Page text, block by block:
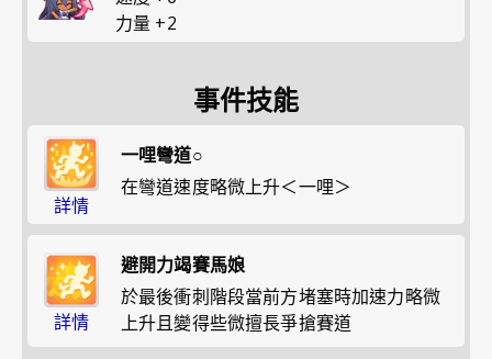
力量 +2
事件技能
詳情
一哩彎道○
在彎道速度略微上升＜一哩＞
詳情
避開力竭賽馬娘
於最後衝刺階段當前方堵塞時加速力略微
上升且變得些微擅長爭搶賽道